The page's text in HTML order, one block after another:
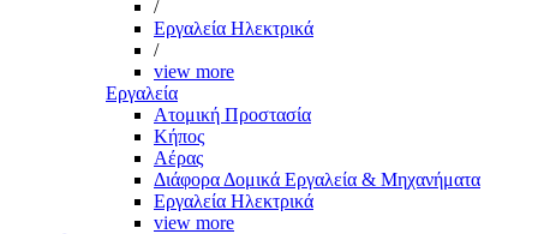
/
Εργαλεία Ηλεκτρικά
/
view more
Εργαλεία
Aτομική Προστασία
Kήπος
Αέρας
Διάφορα Δομικά Εργαλεία & Μηχανήματα
Εργαλεία Ηλεκτρικά
view more